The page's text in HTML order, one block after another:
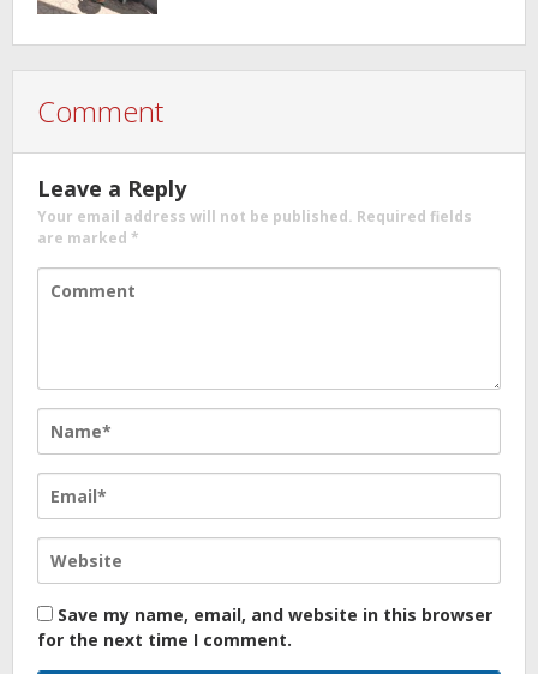
Comment
Leave a Reply
Your email address will not be published. Required fields
are marked *
Save my name, email, and website in this browser
for the next time I comment.